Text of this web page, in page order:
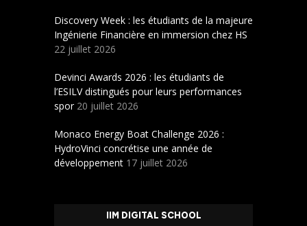
Discovery Week : les étudiants de la majeure
Ingénierie Financière en immersion chez HS
22 juillet 2026
Devinci Awards 2026 : les étudiants de
l’ESILV distingués pour leurs performances
spor 20 juillet 2026
Monaco Energy Boat Challenge 2026 :
HydroVinci concrétise une année de
développement 17 juillet 2026
IIM DIGITAL SCHOOL